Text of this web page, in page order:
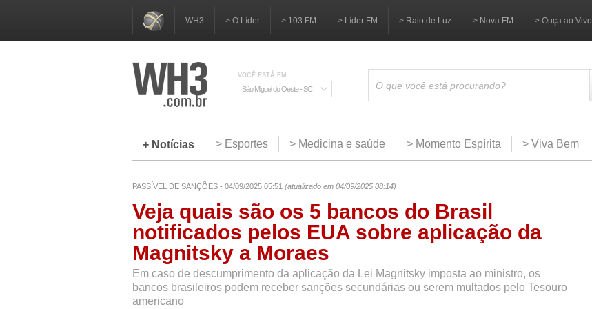
WH3 > O Líder > 103 FM > Líder FM > Raio de Luz > Nova FM > Ouça ao Vivo
VOCÊ ESTÁ EM:
São Miguel do Oeste - SC
+ Notícias
> Esportes > Medicina e saúde > Momento Espírita > Viva Bem
PASSÍVEL DE SANÇÕES - 04/09/2025 05:51 (atualizado em 04/09/2025 08:14)
Veja quais são os 5 bancos do Brasil
notificados pelos EUA sobre aplicação da
Magnitsky a Moraes
Em caso de descumprimento da aplicação da Lei Magnitsky imposta ao ministro, os
bancos brasileiros podem receber sanções secundárias ou serem multados pelo Tesouro
americano